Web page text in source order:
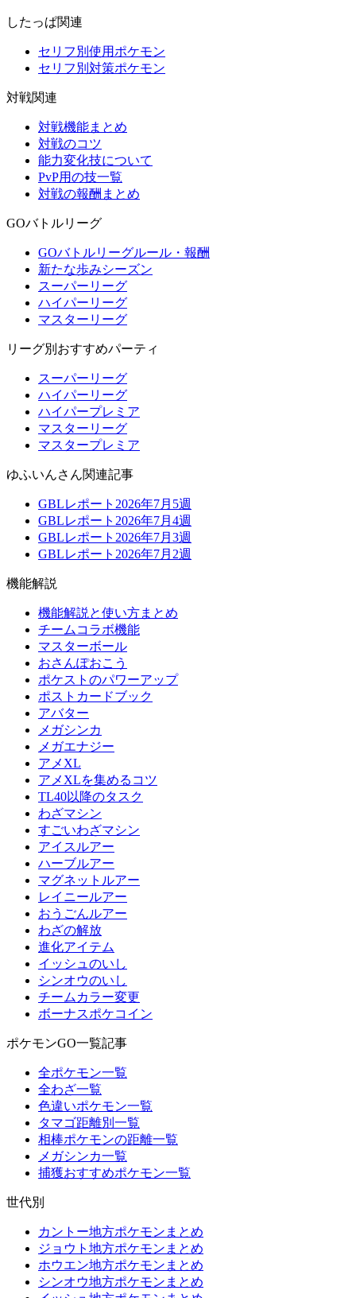
したっぱ関連
セリフ別使用ポケモン
セリフ別対策ポケモン
対戦関連
対戦機能まとめ
対戦のコツ
能力変化技について
PvP用の技一覧
対戦の報酬まとめ
GOバトルリーグ
GOバトルリーグルール・報酬
新たな歩みシーズン
スーパーリーグ
ハイパーリーグ
マスターリーグ
リーグ別おすすめパーティ
スーパーリーグ
ハイパーリーグ
ハイパープレミア
マスターリーグ
マスタープレミア
ゆふいんさん関連記事
GBLレポート2026年7月5週
GBLレポート2026年7月4週
GBLレポート2026年7月3週
GBLレポート2026年7月2週
機能解説
機能解説と使い方まとめ
チームコラボ機能
マスターボール
おさんぽおこう
ポケストのパワーアップ
ポストカードブック
アバター
メガシンカ
メガエナジー
アメXL
アメXLを集めるコツ
TL40以降のタスク
わざマシン
すごいわざマシン
アイスルアー
ハーブルアー
マグネットルアー
レイニールアー
おうごんルアー
わざの解放
進化アイテム
イッシュのいし
シンオウのいし
チームカラー変更
ボーナスポケコイン
ポケモンGO一覧記事
全ポケモン一覧
全わざ一覧
色違いポケモン一覧
タマゴ距離別一覧
相棒ポケモンの距離一覧
メガシンカ一覧
捕獲おすすめポケモン一覧
世代別
カントー地方ポケモンまとめ
ジョウト地方ポケモンまとめ
ホウエン地方ポケモンまとめ
シンオウ地方ポケモンまとめ